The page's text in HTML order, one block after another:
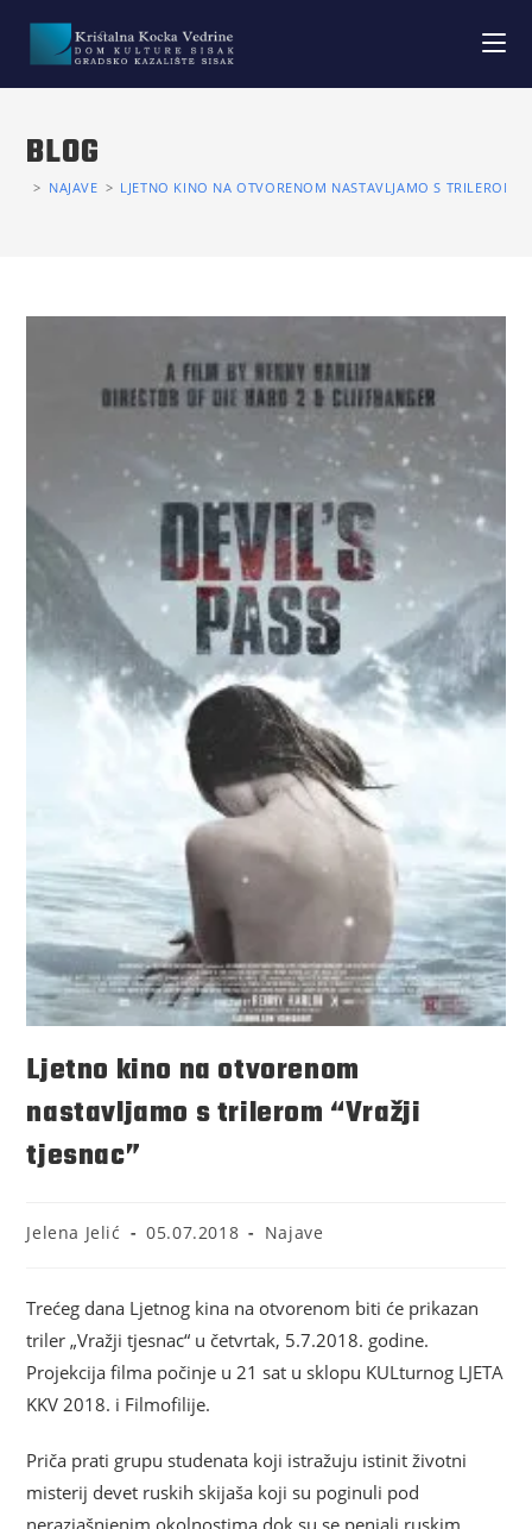
BLOG
> NAJAVE > LJETNO KINO NA OTVORENOM NASTAVLJAMO S TRILEROM
Ljetno kino na otvorenom
nastavljamo s trilerom “Vražji
tjesnac”
Jelena Jelić 05.07.2018 Najave
Trećeg dana Ljetnog kina na otvorenom biti će prikazan
triler „Vražji tjesnac“ u četvrtak, 5.7.2018. godine.
Projekcija filma počinje u 21 sat u sklopu KULturnog LJETA
KKV 2018. i Filmofilije.
Priča prati grupu studenata koji istražuju istinit životni
misterij devet ruskih skijaša koji su poginuli pod